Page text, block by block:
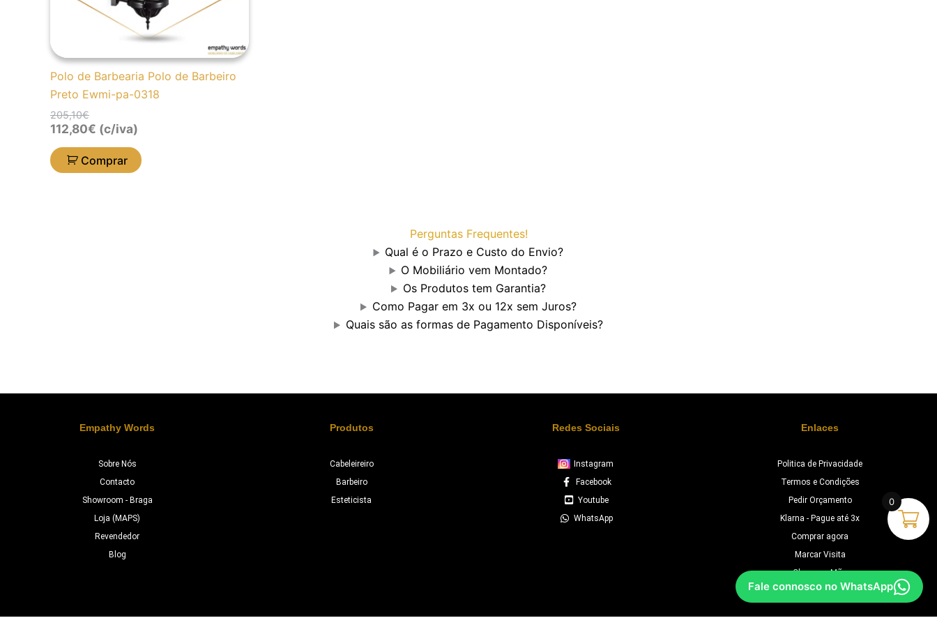
Polo de Barbearia Polo de Barbeiro
Preto Ewmi-pa-0318
205,10€
112,80€ (c/iva)
Comprar
Perguntas Frequentes!
Qual é o Prazo e Custo do Envio?
O Mobiliário vem Montado?
Os Produtos tem Garantia?
Como Pagar em 3x ou 12x sem Juros?
Quais são as formas de Pagamento Disponíveis?
Empathy Words
Sobre Nós
Contacto
Showroom - Braga
Loja (MAPS)
Revendedor
Blog
Produtos
Cabeleireiro
Barbeiro
Esteticista
Redes Sociais
Instagram
Facebook
Youtube
WhatsApp
Enlaces
Politica de Privacidade
Termos e Condições
Pedir Orçamento
Klarna - Pague até 3x
Comprar agora
Marcar Visita
Chave na Mão
Orçamento
Fale connosco no WhatsApp
0